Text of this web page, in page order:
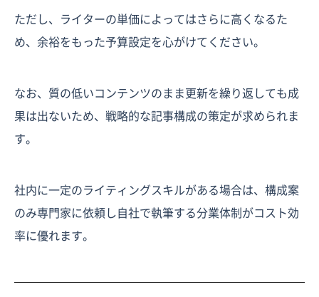
ただし、ライターの単価によってはさらに高くなるた
め、余裕をもった予算設定を心がけてください。
なお、質の低いコンテンツのまま更新を繰り返しても成
果は出ないため、戦略的な記事構成の策定が求められま
す。
社内に一定のライティングスキルがある場合は、構成案
のみ専門家に依頼し自社で執筆する分業体制がコスト効
率に優れます。